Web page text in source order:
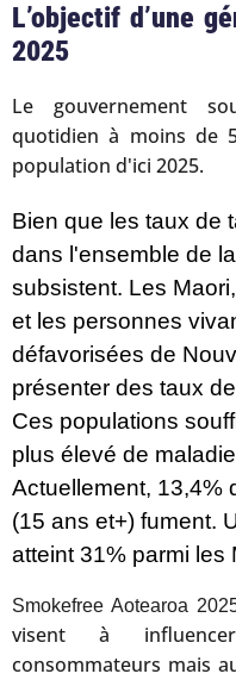
L’objectif d’une
2025
Le gouvernement
quotidien à moins de
population d'ici 2025.
Bien que les taux de
dans l'ensemble de
subsistent. Les
et les personnes
défavorisées de
présenter des taux
Ces populations
plus élevé de
Actuellement, 13,4%
(15 ans et+) fument.
atteint 31% parmi les
Smokefree Aotearoa
visent à
consommateurs mais